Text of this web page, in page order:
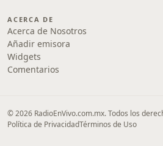
ACERCA DE
Acerca de Nosotros
Añadir emisora
Widgets
Comentarios
© 2026 RadioEnVivo.com.mx. Todos los
Política de PrivacidadTérminos de Uso